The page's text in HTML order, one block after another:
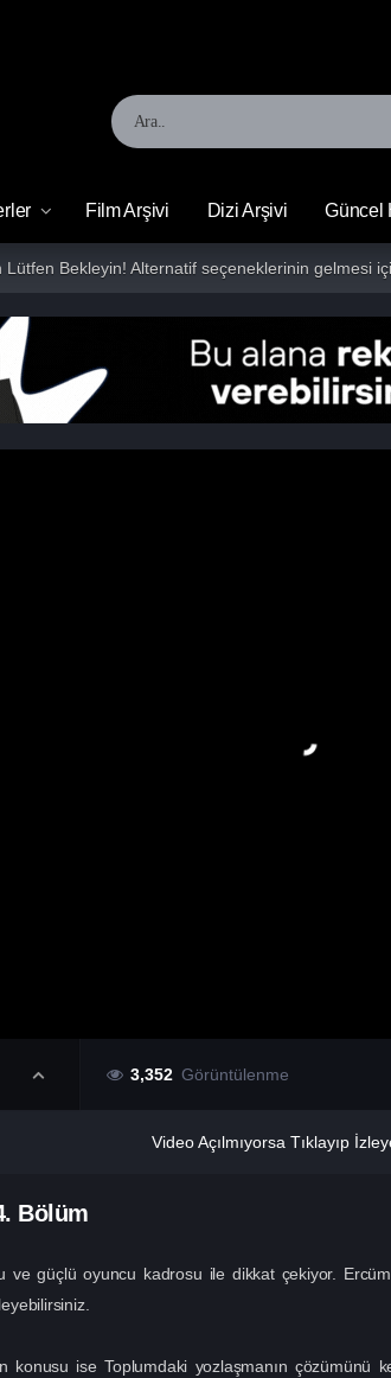
Film Arşivi Dizi Arşivi Güncel
Lütfen Bekleyin! Alternatif seçeneklerinin gelmesi
3,352 Görüntülenme
Video Açılmıyorsa Tıklayıp
Bölüm
ve güçlü oyuncu kadrosu ile dikkat çekiyor.
konusu ise Toplumdaki yozlaşmanın